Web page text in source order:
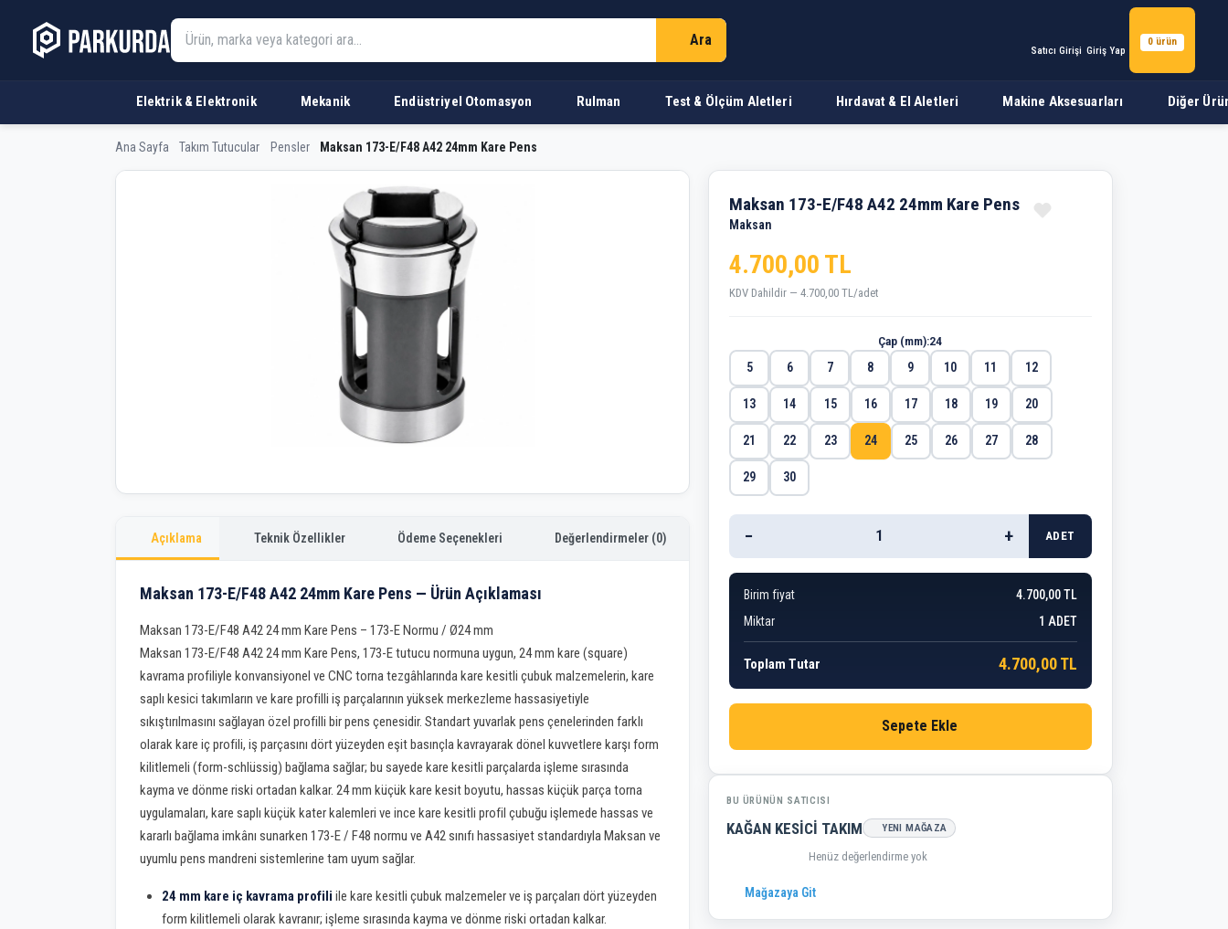
Ara
Satıcı Girişi Giriş Yap
0 ürün
Elektrik & Elektronik Mekanik Endüstriyel Otomasyon Rulman Test & Ölçüm Aletleri Hırdavat & El Aletleri Makine Aksesuarları Diğer
Ana Sayfa Takım Tutucular Pensler Maksan 173-E/F48 A42 24mm Kare Pens
Maksan 173-E/F48 A42 24mm Kare Pens
Açıklama Teknik Özellikler Ödeme Seçenekleri Değerlendirmeler (0)
Maksan 173-E/F48 A42 24mm Kare Pens — Ürün Açıklaması
Maksan 173-E/F48 A42 24 mm Kare Pens – 173-E Normu / Ø24 mm
Maksan 173-E/F48 A42 24 mm Kare Pens, 173-E tutucu normuna uygun, 24 mm kare (square)
kavrama profiliyle konvansiyonel ve CNC torna tezgâhlarında kare kesitli çubuk malzemelerin, kare
saplı kesici takımların ve kare profilli iş parçalarının yüksek merkezleme hassasiyetiyle
sıkıştırılmasını sağlayan özel profilli bir pens çenesidir. Standart yuvarlak pens çenelerinden farklı
olarak kare iç profili, iş parçasını dört yüzeyden eşit basınçla kavrayarak dönel kuvvetlere karşı form
kilitlemeli (form-schlüssig) bağlama sağlar; bu sayede kare kesitli parçalarda işleme sırasında
kayma ve dönme riski ortadan kalkar. 24 mm küçük kare kesit boyutu, hassas küçük parça torna
uygulamaları, kare saplı küçük kater kalemleri ve ince kare kesitli profil çubuğu işlemede hassas ve
kararlı bağlama imkânı sunarken 173-E / F48 normu ve A42 sınıfı hassasiyet standardıyla Maksan ve
uyumlu pens mandreni sistemlerine tam uyum sağlar.
24 mm kare iç kavrama profili ile kare kesitli çubuk malzemeler ve iş parçaları dört yüzeyden
form kilitlemeli olarak kavranır; işleme sırasında kayma ve dönme riski ortadan kalkar.
Maksan 173-E/F48 A42 24mm Kare Pens
Maksan
4.700,00 TL
KDV Dahildir — 4.700,00 TL/adet
Çap (mm):24
5
6 7 8 9 10 11 12
13 14 15 16 17 18 19 20
21 22 23 24 25 26 27 28
29 30
− + ADET
Birim fiyat
4.700,00 TL
Miktar
1 ADET
Toplam Tutar 4.700,00 TL
Sepete Ekle
BU ÜRÜNÜN SATICISI
KAĞAN KESİCİ TAKIM YENI MAĞAZA
Henüz değerlendirme yok
Mağazaya Git